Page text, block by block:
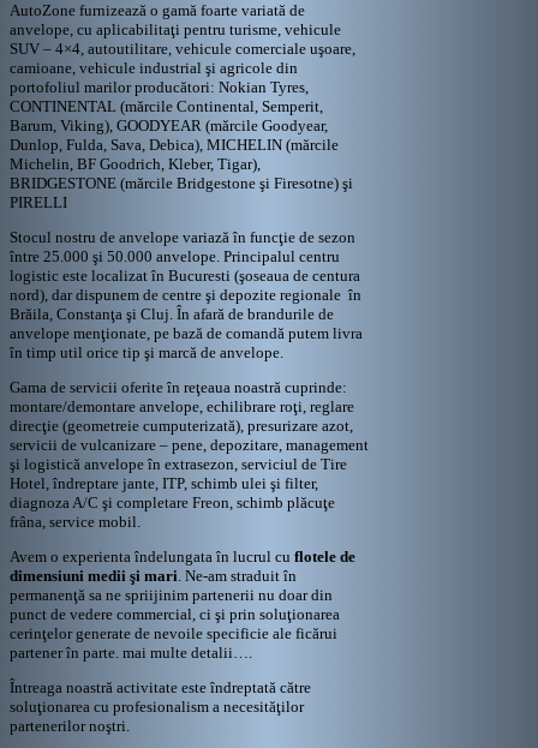
AutoZone furnizează o gamă foarte variată de
anvelope, cu aplicabilitaţi pentru turisme, vehicule
SUV – 4×4, autoutilitare, vehicule comerciale uşoare,
camioane, vehicule industrial şi agricole din
portofoliul marilor producători: Nokian Tyres,
CONTINENTAL (mărcile Continental, Semperit,
Barum, Viking), GOODYEAR (mărcile Goodyear,
Dunlop, Fulda, Sava, Debica), MICHELIN (mărcile
Michelin, BF Goodrich, Kleber, Tigar),
BRIDGESTONE (mărcile Bridgestone şi Firesotne) şi
PIRELLI
Stocul nostru de anvelope variază în funcţie de sezon
între 25.000 şi 50.000 anvelope. Principalul centru
logistic este localizat în Bucuresti (şoseaua de centura
nord), dar dispunem de centre şi depozite regionale în
Brăila, Constanţa şi Cluj. În afară de brandurile de
anvelope menţionate, pe bază de comandă putem livra
în timp util orice tip şi marcă de anvelope.
Gama de servicii oferite în reţeaua noastră cuprinde:
montare/demontare anvelope, echilibrare roţi, reglare
direcţie (geometreie cumputerizată), presurizare azot,
servicii de vulcanizare – pene, depozitare, management
şi logistică anvelope în extrasezon, serviciul de Tire
Hotel, îndreptare jante, ITP, schimb ulei şi filter,
diagnoza A/C şi completare Freon, schimb plăcuţe
frâna, service mobil.
Avem o experienta îndelungata în lucrul cu flotele de
dimensiuni medii şi mari. Ne-am straduit în
permanenţă sa ne spriijinim partenerii nu doar din
punct de vedere commercial, ci şi prin soluţionarea
cerinţelor generate de nevoile specificie ale ficărui
partener în parte. mai multe detalii….
Întreaga noastră activitate este îndreptată către
soluţionarea cu profesionalism a necesităţilor
partenerilor noştri.